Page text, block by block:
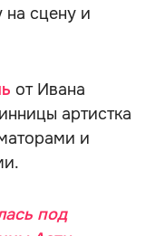
на сцену и
от Ивана
артистка
и
под